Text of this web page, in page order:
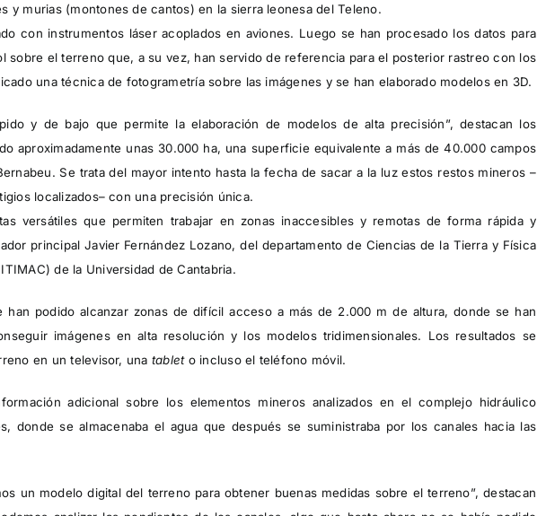
y murias (montones de cantos) en la sierra leonesa del Teleno.
con instrumentos láser acoplados en aviones. Luego se han procesado los datos para
sobre el terreno que, a su vez, han servido de referencia para el posterior rastreo con los
una técnica de fotogrametría sobre las imágenes y se han elaborado modelos en 3D.
y de bajo que permite la elaboración de modelos de alta precisión”, destacan los
aproximadamente unas 30.000 ha, una superficie equivalente a más de 40.000 campos
Se trata del mayor intento hasta la fecha de sacar a la luz estos restos mineros –
localizados– con una precisión única.
versátiles que permiten trabajar en zonas inaccesibles y remotas de forma rápida y
principal Javier Fernández Lozano, del departamento de Ciencias de la Tierra y Física
de la Universidad de Cantabria.
han podido alcanzar zonas de difícil acceso a más de 2.000 m de altura, donde se han
imágenes en alta resolución y los modelos tridimensionales. Los resultados se
en un televisor, una tableto incluso el teléfono móvil.
adicional sobre los elementos mineros analizados en el complejo hidráulico
donde se almacenaba el agua que después se suministraba por los canales hacia las
un modelo digital del terreno para obtener buenas medidas sobre el terreno”, destacan